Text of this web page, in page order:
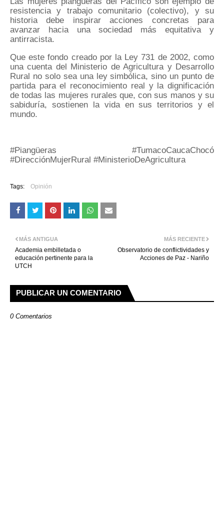
resistencia y trabajo comunitario (colectivo), y su
historia debe inspirar acciones concretas para
avanzar hacia una sociedad más equitativa y
antirracista.
Que este fondo creado por la Ley 731 de 2002, como
una cuenta del Ministerio de Agricultura y Desarrollo
Rural no solo sea una ley simbólica, sino un punto de
partida para el reconocimiento real y la dignificación
de todas las mujeres rurales que, con sus manos y su
sabiduría, sostienen la vida en sus territorios y el
mundo.
#Piangüeras #TumacoCaucaChocó
#DirecciónMujerRural #MinisterioDeAgricultura
Tags: Opinión
MÁS RECIENTE
Observatorio de conflictividades y
Acciones de Paz - Nariño
MÁS ANTIGUA
Academia embilletada o
educación pertinente para la
UTCH
PUBLICAR UN COMENTARIO
0 Comentarios